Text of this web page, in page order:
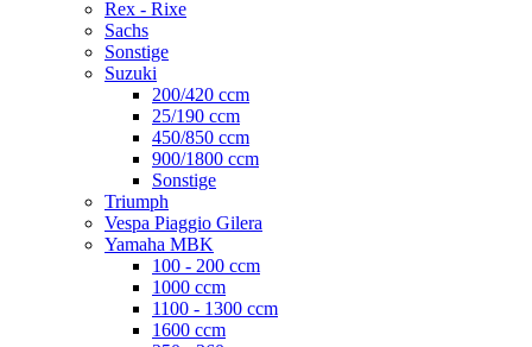
Rex - Rixe
Sachs
Sonstige
Suzuki
200/420 ccm
25/190 ccm
450/850 ccm
900/1800 ccm
Sonstige
Triumph
Vespa Piaggio Gilera
Yamaha MBK
100 - 200 ccm
1000 ccm
1100 - 1300 ccm
1600 ccm